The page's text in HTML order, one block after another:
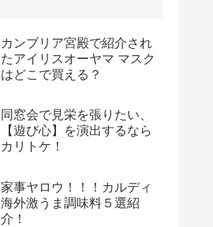
カンブリア宮殿で紹介され
たアイリスオーヤマ マスク
はどこで買える？
同窓会で見栄を張りたい、
【遊び心】を演出するなら
カリトケ！
家事ヤロウ！！！カルディ
海外激うま調味料５選紹
介！